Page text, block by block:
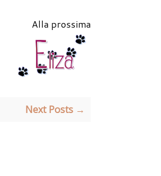
Alla prossima
Next Posts →